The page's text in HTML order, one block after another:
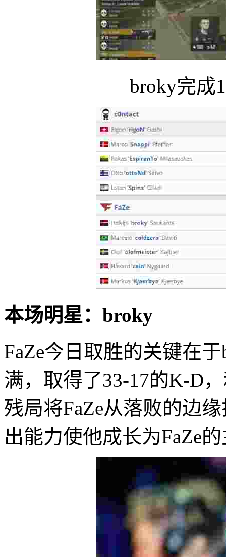
broky完成
本场明星：broky
FaZe今日取胜的关键在
满，取得了33-17的K-D
残局将FaZe从落败的边
出能力使他成长为FaZe